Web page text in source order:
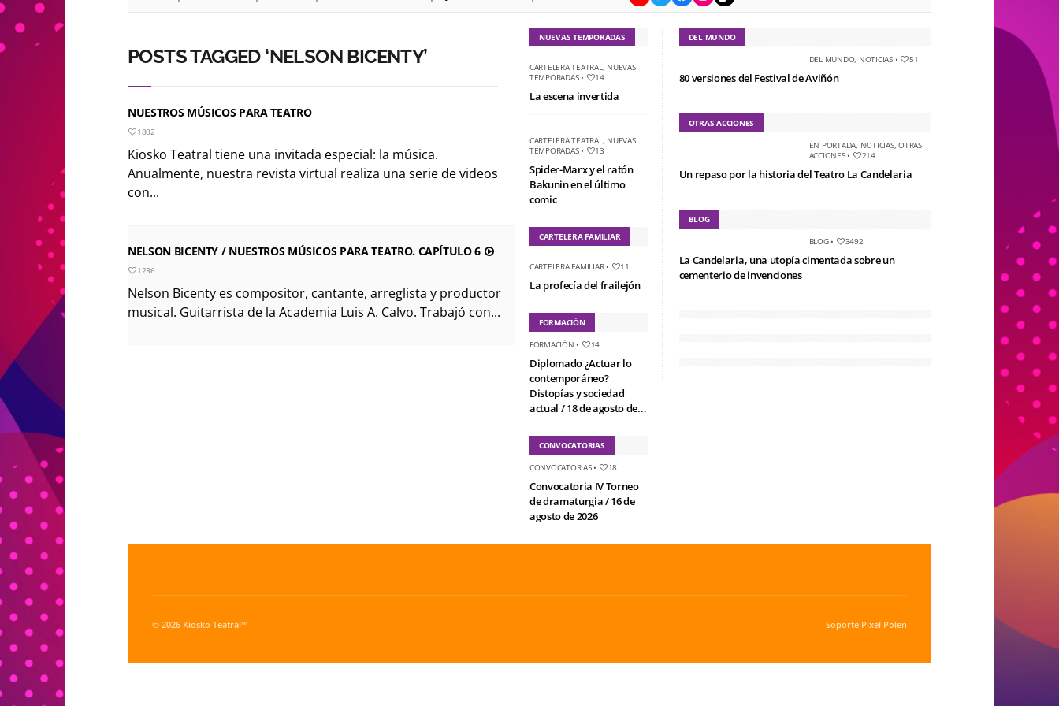
POSTS TAGGED ‘NELSON BICENTY’
NUESTROS MÚSICOS PARA TEATRO
1802
Kiosko Teatral tiene una invitada especial: la música.
Anualmente, nuestra revista virtual realiza una serie de videos
con...
NELSON BICENTY / NUESTROS MÚSICOS PARA TEATRO. CAPÍTULO 6
1236
Nelson Bicenty es compositor, cantante, arreglista y productor
musical. Guitarrista de la Academia Luis A. Calvo. Trabajó con...
NUEVAS TEMPORADAS
CARTELERA TEATRAL, NUEVAS
TEMPORADAS• 14
La escena invertida
CARTELERA TEATRAL, NUEVAS
TEMPORADAS• 13
Spider-Marx y el ratón
Bakunin en el último
comic
CARTELERA FAMILIAR
CARTELERA FAMILIAR• 11
La profecía del frailejón
FORMACIÓN
FORMACIÓN • 14
Diplomado ¿Actuar lo
contemporáneo?
Distopías y sociedad
actual / 18 de agosto de...
CONVOCATORIAS
CONVOCATORIAS• 18
Convocatoria IV Torneo
de dramaturgia / 16 de
agosto de 2026
DEL MUNDO
DEL MUNDO, NOTICIAS• 51
80 versiones del Festival de Aviñón
OTRAS ACCIONES
EN PORTADA, NOTICIAS,OTRAS
ACCIONES• 214
Un repaso por la historia del Teatro La Candelaria
BLOG
BLOG• 3492
La Candelaria, una utopía cimentada sobre un
cementerio de invenciones
© 2026 Kiosko Teatral™ Soporte Pixel Polen